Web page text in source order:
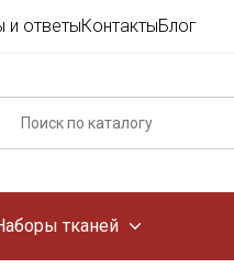
и ответыКонтактыБлог
тканей